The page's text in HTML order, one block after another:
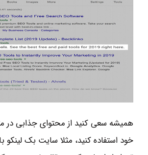
همیشه سعی کنید از محتوای جذابی در
خود استفاده کنید، مثلا سایت بک لینکو